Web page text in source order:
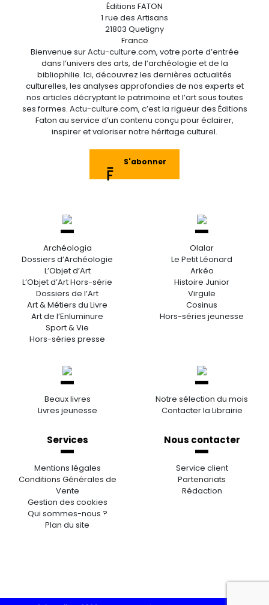
Éditions FATON
1 rue des Artisans
21803 Quetigny
France
Bienvenue sur Actu-culture.com, votre porte d’entrée
dans l’univers des arts, de l’archéologie et de la
bibliophilie. Ici, découvrez les dernières actualités
culturelles, les analyses approfondies de nos experts et
nos articles décryptant le patrimoine et l’art sous toutes
ses formes. Actu-culture.com, c’est la rigueur des Éditions
Faton au service d’un contenu conçu pour éclairer,
inspirer et valoriser notre héritage culturel.
S'abonner
Archéologia
Dossiers d’Archéologie
L’Objet d’Art
L’Objet d’Art Hors-série
Dossiers de l’Art
Art & Métiers du Livre
Art de l’Enluminure
Sport & Vie
Hors-séries presse
Olalar
Le Petit Léonard
Arkéo
Histoire Junior
Virgule
Cosinus
Hors-séries jeunesse
Beaux livres
Livres jeunesse
Notre sélection du mois
Contacter la Librairie
Services
Mentions légales
Conditions Générales de
Vente
Gestion des cookies
Qui sommes-nous ?
Plan du site
Nous contacter
Service client
Partenariats
Rédaction